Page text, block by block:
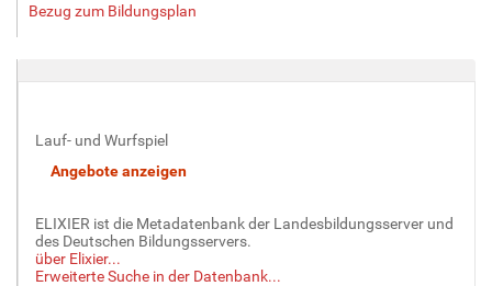
Bezug zum Bildungsplan
Lauf- und Wurfspiel
ELIXIER ist die Metadatenbank der Landesbildungsserver und
des Deutschen Bildungsservers.
über Elixier...
Erweiterte Suche in der Datenbank...